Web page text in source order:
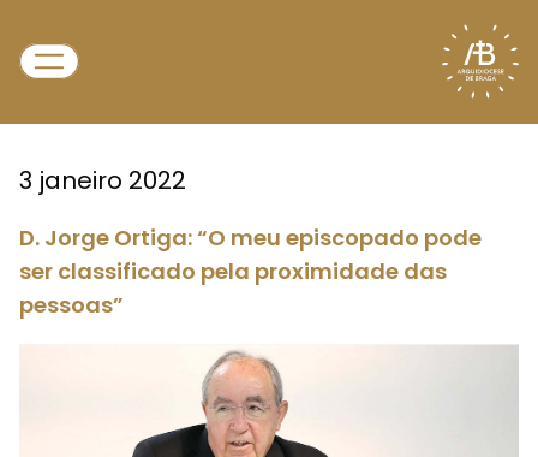
3 janeiro 2022
D. Jorge Ortiga: “O meu episcopado pode
ser classificado pela proximidade das
pessoas”